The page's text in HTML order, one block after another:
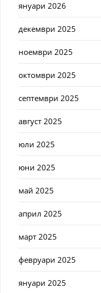
януари 2026
декември 2025
ноември 2025
октомври 2025
септември 2025
август 2025
юли 2025
юни 2025
май 2025
април 2025
март 2025
февруари 2025
януари 2025